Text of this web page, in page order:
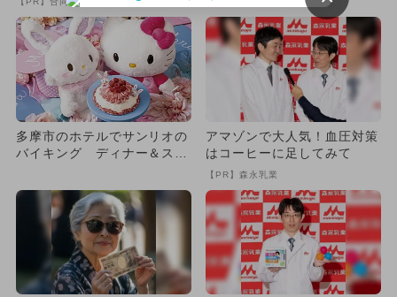
も...
多摩市のホテルでサンリオの
バイキング ディナー＆スイ
アマゾンで大人気！血圧対策
はコーヒーに足してみて
【PR】森永乳業